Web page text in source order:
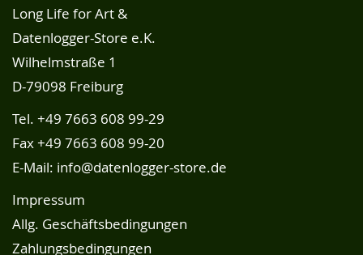
Long Life for Art &
Datenlogger-Store e.K.
Wilhelmstraße 1
D-79098 Freiburg
Tel. +49 7663 608 99-29
Fax +49 7663 608 99-20
E-Mail: info@datenlogger-store.de
Impressum
Allg. Geschäftsbedingungen
Zahlungsbedingungen